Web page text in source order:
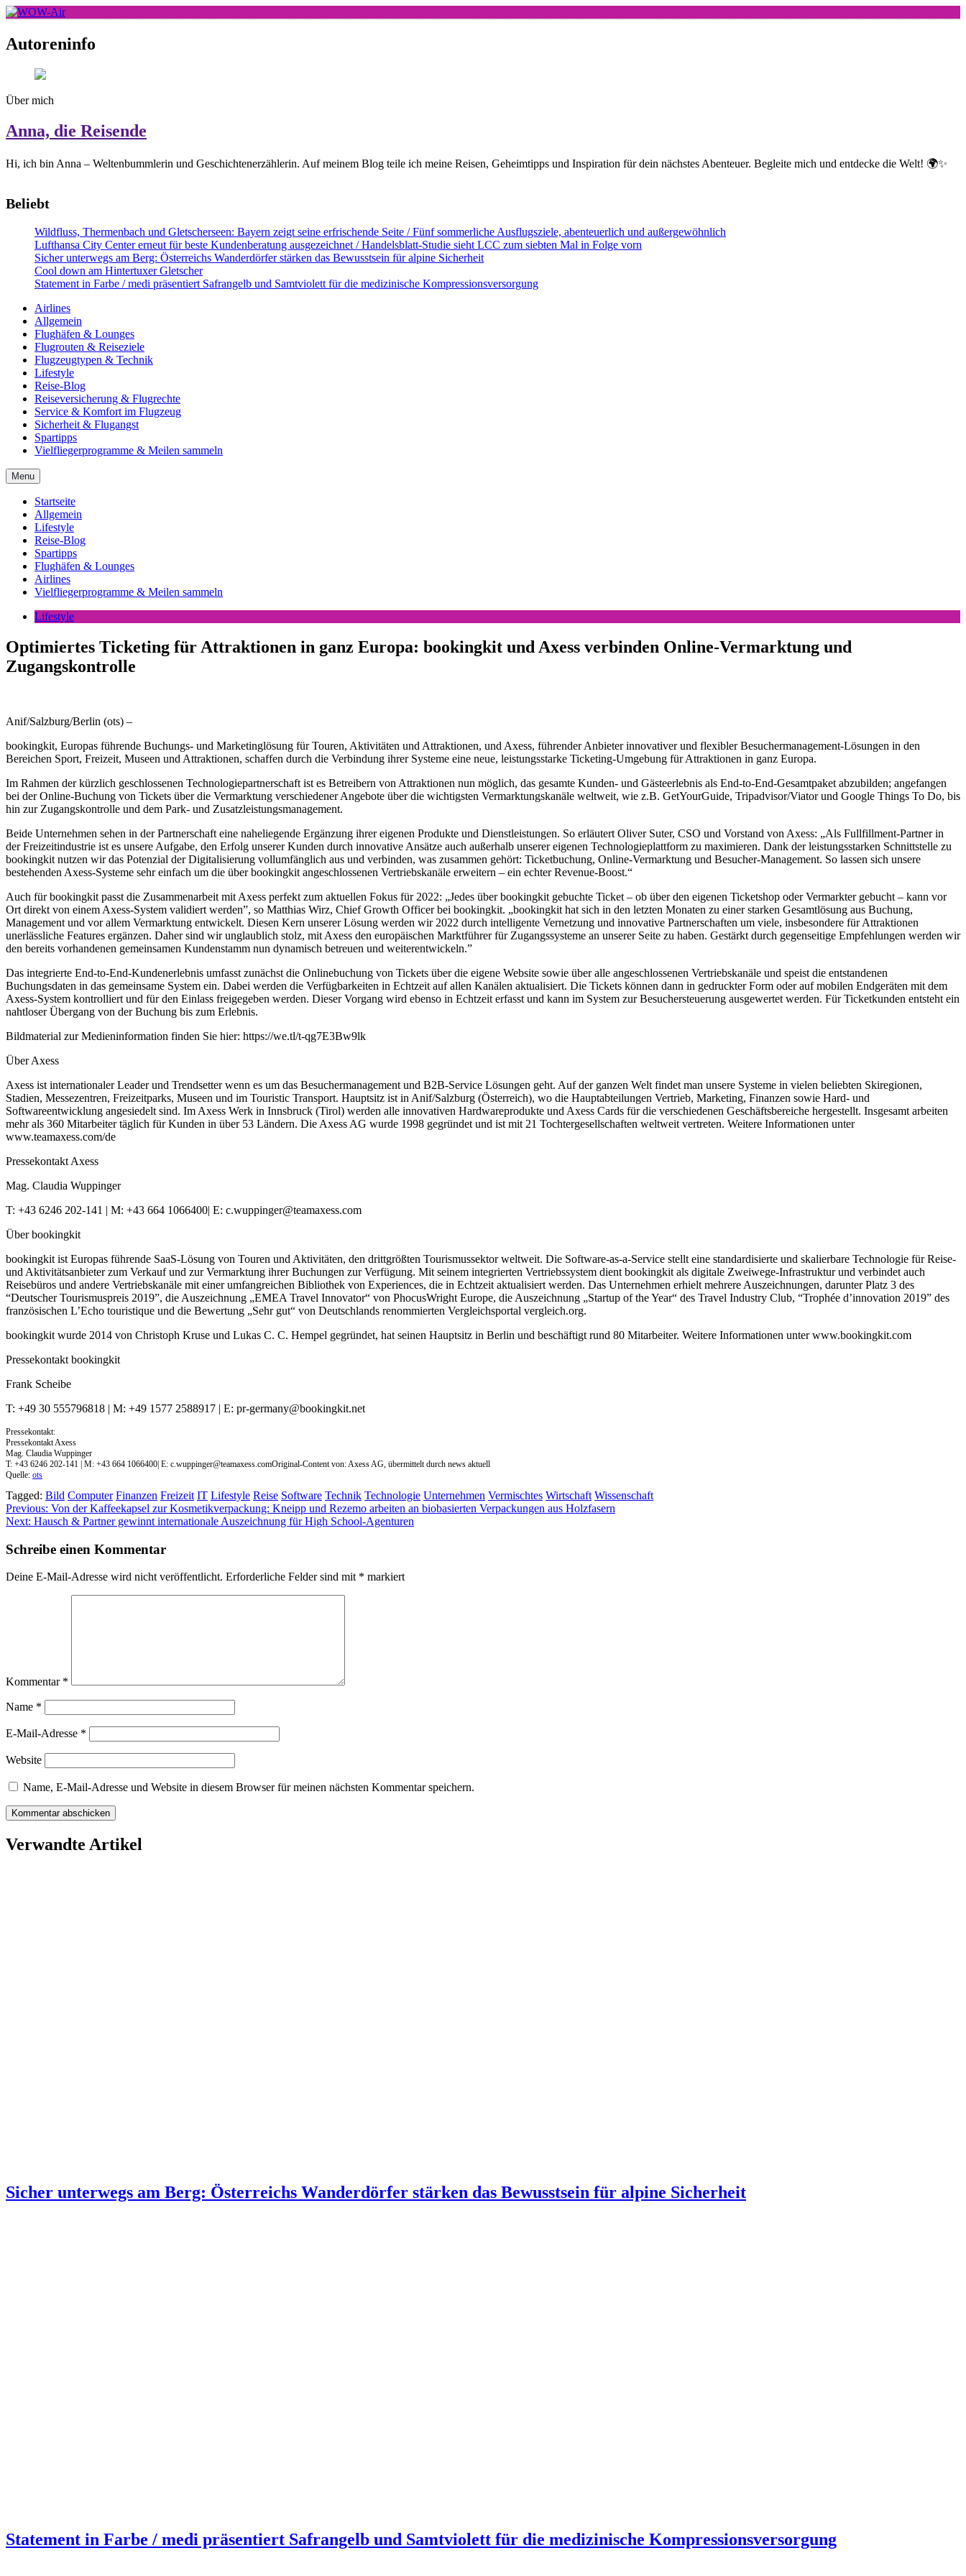
Skip
to
content
WOW-Air
Autoreninfo
Über mich
Anna, die Reisende
Hi, ich bin Anna – Weltenbummlerin und Geschichtenerzählerin. Auf meinem Blog teile ich meine Reisen, Geheimtipps und Inspiration für dein nächstes Abenteuer. Begleite mich und entdecke die Welt! 🌍✨
Beliebt
Wildfluss, Thermenbach und Gletscherseen: Bayern zeigt seine erfrischende Seite / Fünf sommerliche Ausflugsziele, abenteuerlich und außergewöhnlich
Lufthansa City Center erneut für beste Kundenberatung ausgezeichnet / Handelsblatt-Studie sieht LCC zum siebten Mal in Folge vorn
Sicher unterwegs am Berg: Österreichs Wanderdörfer stärken das Bewusstsein für alpine Sicherheit
Cool down am Hintertuxer Gletscher
Statement in Farbe / medi präsentiert Safrangelb und Samtviolett für die medizinische Kompressionsversorgung
Airlines
Allgemein
Flughäfen & Lounges
Flugrouten & Reiseziele
Flugzeugtypen & Technik
Lifestyle
Reise-Blog
Reiseversicherung & Flugrechte
Service & Komfort im Flugzeug
Sicherheit & Flugangst
Spartipps
Vielfliegerprogramme & Meilen sammeln
Menu
Startseite
Allgemein
Lifestyle
Reise-Blog
Spartipps
Flughäfen & Lounges
Airlines
Vielfliegerprogramme & Meilen sammeln
Lifestyle
Optimiertes Ticketing für Attraktionen in ganz Europa: bookingkit und Axess verbinden Online-Vermarktung und
Zugangskontrolle
Anif/Salzburg/Berlin (ots) –
bookingkit, Europas führende Buchungs- und Marketinglösung für Touren, Aktivitäten und Attraktionen, und Axess, führender Anbieter innovativer und flexibler Besuchermanagement-Lösungen in den
Bereichen Sport, Freizeit, Museen und Attraktionen, schaffen durch die Verbindung ihrer Systeme eine neue, leistungsstarke Ticketing-Umgebung für Attraktionen in ganz Europa.
Im Rahmen der kürzlich geschlossenen Technologiepartnerschaft ist es Betreibern von Attraktionen nun möglich, das gesamte Kunden- und Gästeerlebnis als End-to-End-Gesamtpaket abzubilden; angefangen
bei der Online-Buchung von Tickets über die Vermarktung verschiedener Angebote über die wichtigsten Vermarktungskanäle weltweit, wie z.B. GetYourGuide, Tripadvisor/Viator und Google Things To Do, bis
hin zur Zugangskontrolle und dem Park- und Zusatzleistungsmanagement.
Beide Unternehmen sehen in der Partnerschaft eine naheliegende Ergänzung ihrer eigenen Produkte und Dienstleistungen. So erläutert Oliver Suter, CSO und Vorstand von Axess: „Als Fullfillment-Partner in
der Freizeitindustrie ist es unsere Aufgabe, den Erfolg unserer Kunden durch innovative Ansätze auch außerhalb unserer eigenen Technologieplattform zu maximieren. Dank der leistungsstarken Schnittstelle zu
bookingkit nutzen wir das Potenzial der Digitalisierung vollumfänglich aus und verbinden, was zusammen gehört: Ticketbuchung, Online-Vermarktung und Besucher-Management. So lassen sich unsere
bestehenden Axess-Systeme sehr einfach um die über bookingkit angeschlossenen Vertriebskanäle erweitern – ein echter Revenue-Boost.“
Auch für bookingkit passt die Zusammenarbeit mit Axess perfekt zum aktuellen Fokus für 2022: „Jedes über bookingkit gebuchte Ticket – ob über den eigenen Ticketshop oder Vermarkter gebucht – kann vor
Ort direkt von einem Axess-System validiert werden”, so Matthias Wirz, Chief Growth Officer bei bookingkit. „bookingkit hat sich in den letzten Monaten zu einer starken Gesamtlösung aus Buchung,
Management und vor allem Vermarktung entwickelt. Diesen Kern unserer Lösung werden wir 2022 durch intelligente Vernetzung und innovative Partnerschaften um viele, insbesondere für Attraktionen
unerlässliche Features ergänzen. Daher sind wir unglaublich stolz, mit Axess den europäischen Marktführer für Zugangssysteme an unserer Seite zu haben. Gestärkt durch gegenseitige Empfehlungen werden wir
den bereits vorhandenen gemeinsamen Kundenstamm nun dynamisch betreuen und weiterentwickeln.”
Das integrierte End-to-End-Kundenerlebnis umfasst zunächst die Onlinebuchung von Tickets über die eigene Website sowie über alle angeschlossenen Vertriebskanäle und speist die entstandenen
Buchungsdaten in das gemeinsame System ein. Dabei werden die Verfügbarkeiten in Echtzeit auf allen Kanälen aktualisiert. Die Tickets können dann in gedruckter Form oder auf mobilen Endgeräten mit dem
Axess-System kontrolliert und für den Einlass freigegeben werden. Dieser Vorgang wird ebenso in Echtzeit erfasst und kann im System zur Besuchersteuerung ausgewertet werden. Für Ticketkunden entsteht ein
nahtloser Übergang von der Buchung bis zum Erlebnis.
Bildmaterial zur Medieninformation finden Sie hier: https://we.tl/t-qg7E3Bw9lk
Über Axess
Axess ist internationaler Leader und Trendsetter wenn es um das Besuchermanagement und B2B-Service Lösungen geht. Auf der ganzen Welt findet man unsere Systeme in vielen beliebten Skiregionen,
Stadien, Messezentren, Freizeitparks, Museen und im Touristic Transport. Hauptsitz ist in Anif/Salzburg (Österreich), wo die Hauptabteilungen Vertrieb, Marketing, Finanzen sowie Hard- und
Softwareentwicklung angesiedelt sind. Im Axess Werk in Innsbruck (Tirol) werden alle innovativen Hardwareprodukte und Axess Cards für die verschiedenen Geschäftsbereiche hergestellt. Insgesamt arbeiten
mehr als 360 Mitarbeiter täglich für Kunden in über 53 Ländern. Die Axess AG wurde 1998 gegründet und ist mit 21 Tochtergesellschaften weltweit vertreten. Weitere Informationen unter
www.teamaxess.com/de
Pressekontakt Axess
Mag. Claudia Wuppinger
T: +43 6246 202-141 | M: +43 664 1066400| E: c.wuppinger@teamaxess.com
Über bookingkit
bookingkit ist Europas führende SaaS-Lösung von Touren und Aktivitäten, den drittgrößten Tourismussektor weltweit. Die Software-as-a-Service stellt eine standardisierte und skalierbare Technologie für Reise-
und Aktivitätsanbieter zum Verkauf und zur Vermarktung ihrer Buchungen zur Verfügung. Mit seinem integrierten Vertriebssystem dient bookingkit als digitale Zweiwege-Infrastruktur und verbindet auch
Reisebüros und andere Vertriebskanäle mit einer umfangreichen Bibliothek von Experiences, die in Echtzeit aktualisiert werden. Das Unternehmen erhielt mehrere Auszeichnungen, darunter Platz 3 des
“Deutscher Tourismuspreis 2019”, die Auszeichnung „EMEA Travel Innovator“ von PhocusWright Europe, die Auszeichnung „Startup of the Year“ des Travel Industry Club, “Trophée d’innovation 2019” des
französischen L’Echo touristique und die Bewertung „Sehr gut“ von Deutschlands renommierten Vergleichsportal vergleich.org.
bookingkit wurde 2014 von Christoph Kruse und Lukas C. C. Hempel gegründet, hat seinen Hauptsitz in Berlin und beschäftigt rund 80 Mitarbeiter. Weitere Informationen unter www.bookingkit.com
Pressekontakt bookingkit
Frank Scheibe
T: +49 30 555796818 | M: +49 1577 2588917 | E: pr-germany@bookingkit.net
Pressekontakt:
Pressekontakt Axess
Mag. Claudia Wuppinger
T: +43 6246 202-141 | M: +43 664 1066400| E: c.wuppinger@teamaxess.comOriginal-Contentvon: Axess AG, übermittelt durch news aktuell
Quelle: ots
Tagged: Bild Computer Finanzen Freizeit IT Lifestyle Reise Software Technik Technologie Unternehmen Vermischtes Wirtschaft Wissenschaft
Beitragsnavigation
Previous: Von der Kaffeekapsel zur Kosmetikverpackung: Kneipp und Rezemo arbeiten an biobasierten Verpackungen aus Holzfasern
Next: Hausch & Partner gewinnt internationale Auszeichnung für High School-Agenturen
Schreibe einen Kommentar
Deine E-Mail-Adresse wird nicht veröffentlicht. Erforderliche Felder sind mit * markiert
Kommentar *
Name *
E-Mail-Adresse *
Website
Name, E-Mail-Adresse und Website in diesem Browser für meinen nächsten Kommentar speichern.
Verwandte Artikel
Sicher unterwegs am Berg: Österreichs Wanderdörfer stärken das Bewusstsein für alpine Sicherheit
Statement in Farbe / medi präsentiert Safrangelb und Samtviolett für die medizinische Kompressionsversorgung